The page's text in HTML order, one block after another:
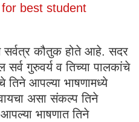
best student
सर्वत्र कौतुक होते आहे. सदर
सर्व गुरुवर्य व तिच्या पालकांचे
तिने आपल्या भाषणामध्ये
असा संकल्प तिने
भाषणात तिने